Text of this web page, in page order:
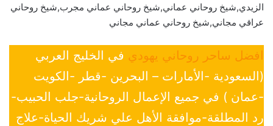
الزيدي,شيخ روحاني عماني,شيخ روحاني عماني مجرب,شيخ روحاني
عراقي مجاني,شيخ روحاني عماني مجاني
افضل ساحر روحاني يهودي في الخليج العربي
(السعودية -الأمارات – البحرين -قطر -الكويت
-عمان ) في جميع الإعمال الروحانية-جلب الحبيب-
رد المطلقة-موافقة الأهل علي شريك الحياة-علاج